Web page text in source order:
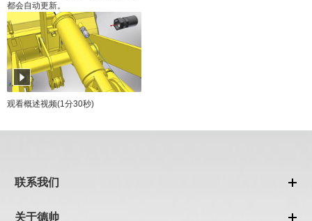
都会自动更新。
观看概述视频(1分30秒)
联系我们
关于德帅